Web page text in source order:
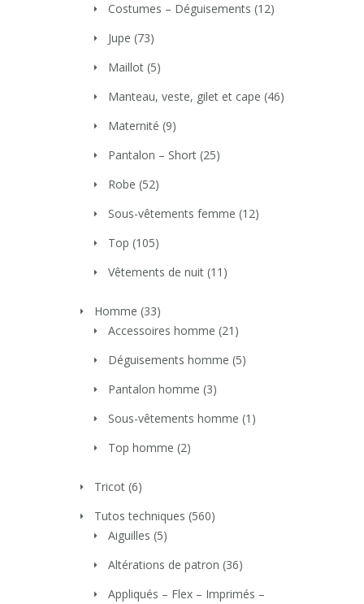
Costumes – Déguisements (12)
Jupe (73)
Maillot (5)
Manteau, veste, gilet et cape (46)
Maternité (9)
Pantalon – Short (25)
Robe (52)
Sous-vêtements femme (12)
Top (105)
Vêtements de nuit (11)
Homme (33)
Accessoires homme (21)
Déguisements homme (5)
Pantalon homme (3)
Sous-vêtements homme (1)
Top homme (2)
Tricot (6)
Tutos techniques (560)
Aiguilles (5)
Altérations de patron (36)
Appliqués – Flex – Imprimés –